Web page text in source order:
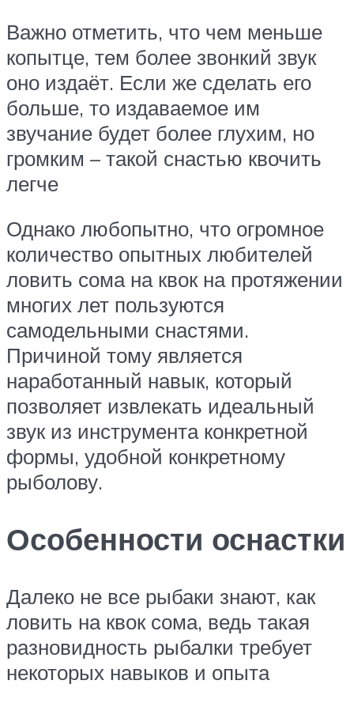
Важно отметить, что чем меньше
копытце, тем более звонкий звук
оно издаёт. Если же сделать его
больше, то издаваемое им
звучание будет более глухим, но
громким – такой снастью квочить
легче
Однако любопытно, что огромное
количество опытных любителей
ловить сома на квок на протяжении
многих лет пользуются
самодельными снастями.
Причиной тому является
наработанный навык, который
позволяет извлекать идеальный
звук из инструмента конкретной
формы, удобной конкретному
рыболову.
Особенности оснастки
Далеко не все рыбаки знают, как
ловить на квок сома, ведь такая
разновидность рыбалки требует
некоторых навыков и опыта